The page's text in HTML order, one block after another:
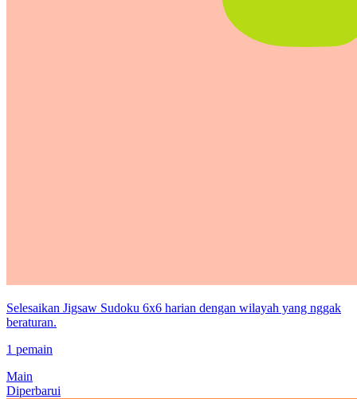
Selesaikan Jigsaw Sudoku 6x6 harian dengan wilayah yang nggak
beraturan.
1 pemain
Main
Diperbarui